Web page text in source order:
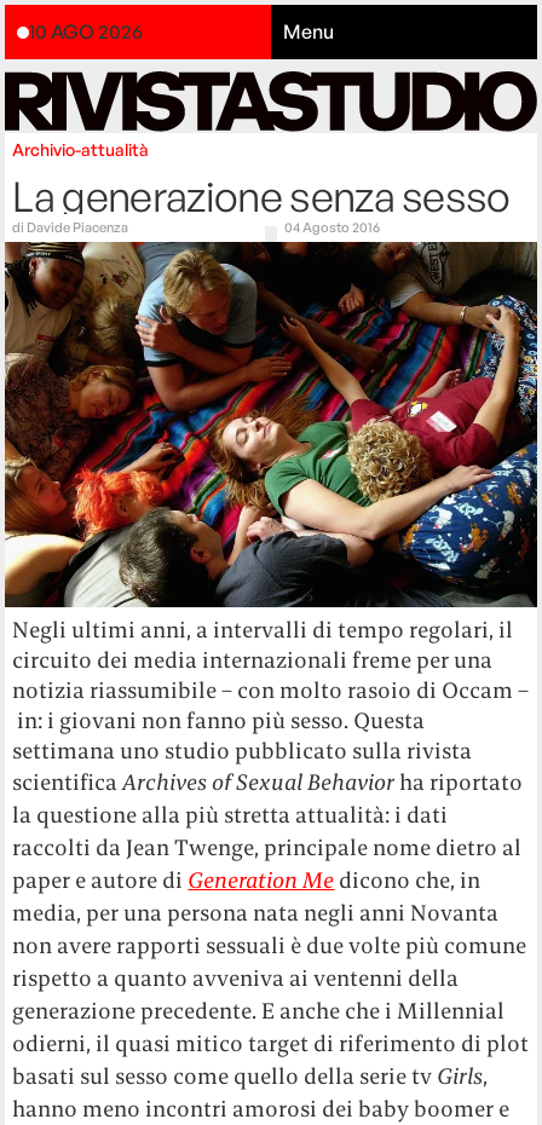
10 AGO 2026 Menu
Archivio-attualità
La generazione senza sesso
di Davide Piacenza 04 Agosto 2016
Negli ultimi anni, a intervalli di tempo regolari, il
circuito dei media internazionali freme per una
notizia riassumibile – con molto rasoio di Occam –
in: i giovani non fanno più sesso. Questa
settimana uno studio pubblicato sulla rivista
scientificaArchives of Sexual Behavior ha riportato
la questione alla più stretta attualità: i dati
raccolti da Jean Twenge, principale nome dietro al
paper e autore di Generation Me dicono che, in
media, per una persona nata negli anni Novanta
non avere rapporti sessuali è due volte più comune
rispetto a quanto avveniva ai ventenni della
generazione precedente. E anche che i Millennial
odierni, il quasi mitico target di riferimento di plot
basati sul sesso come quello della serie tv Girls,
hanno meno incontri amorosi dei baby boomer e